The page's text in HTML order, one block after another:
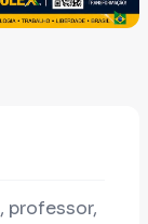
, professor,